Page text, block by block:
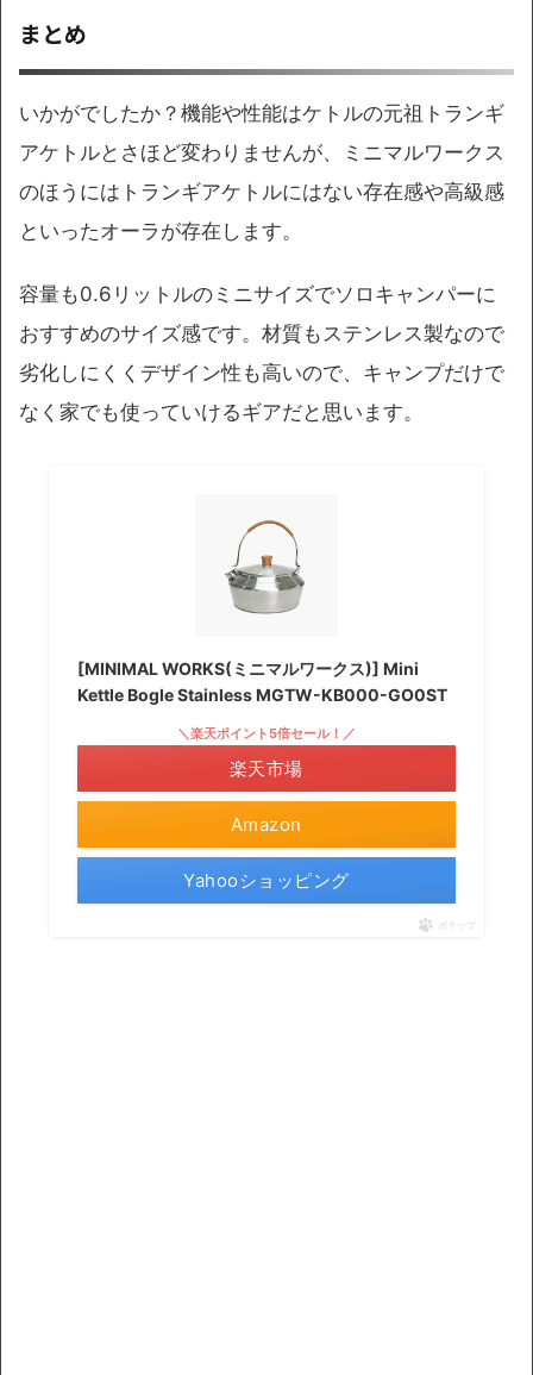
まとめ
いかがでしたか？機能や性能はケトルの元祖トランギ
アケトルとさほど変わりませんが、ミニマルワークス
のほうにはトランギアケトルにはない存在感や高級感
といったオーラが存在します。
容量も0.6リットルのミニサイズでソロキャンパーに
おすすめのサイズ感です。材質もステンレス製なので
劣化しにくくデザイン性も高いので、キャンプだけで
なく家でも使っていけるギアだと思います。
[MINIMAL WORKS(ミニマルワークス)] Mini
Kettle Bogle Stainless MGTW-KB000-GO0ST
Amazon
＼楽天ポイント5倍セール！／
楽天市場
Yahooショッピング
ポチップ